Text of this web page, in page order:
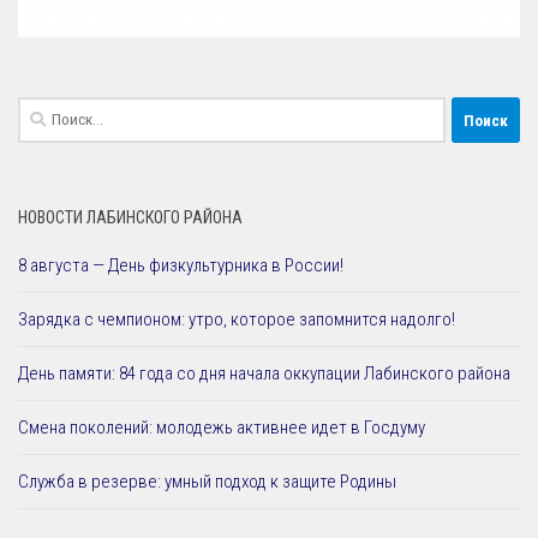
Найти:
НОВОСТИ ЛАБИНСКОГО РАЙОНА
8 августа — День физкультурника в России!
Зарядка с чемпионом: утро, которое запомнится надолго!
День памяти: 84 года со дня начала оккупации Лабинского района
Смена поколений: молодежь активнее идет в Госдуму
Служба в резерве: умный подход к защите Родины